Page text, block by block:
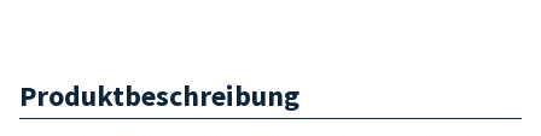
Produktbeschreibung